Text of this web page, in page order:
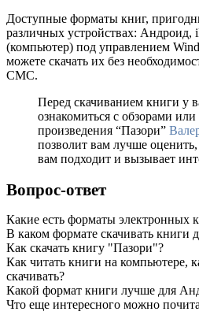
Доступные форматы книг,
различных устройствах: Андроид,
(компьютер) под управлением
можете скачать их без
СМС.
Перед скачиванием книги у
ознакомиться с обзорами
произведения “Пазори”
позволит вам лучше оценить,
вам подходит и вызывает
Вопрос-ответ
Какие есть форматы электронных
В каком формате скачивать книги
Как скачать книгу "Пазори"?
Как читать книги на компьютере,
скачивать?
Какой формат книги лучше для
Что еще интересного можно